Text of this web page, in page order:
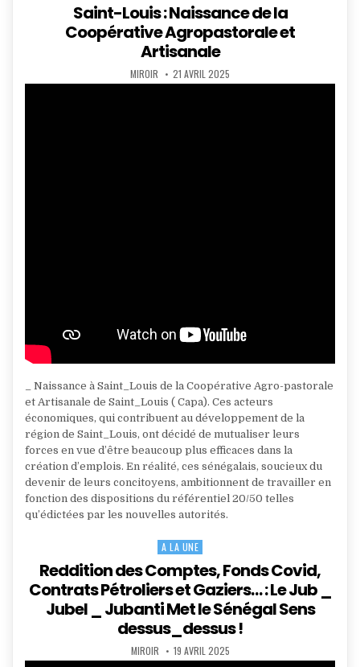
Saint-Louis : Naissance de la
Coopérative Agropastorale et
Artisanale
AUTHOR:
MIROIR PUBLISHED
DATE:
21 AVRIL 2025
_ Naissance à Saint_Louis de la Coopérative Agro-pastorale
et Artisanale de Saint_Louis ( Capa). Ces acteurs
économiques, qui contribuent au développement de la
région de Saint_Louis, ont décidé de mutualiser leurs
forces en vue d’être beaucoup plus efficaces dans la
création d’emplois. En réalité, ces sénégalais, soucieux du
devenir de leurs concitoyens, ambitionnent de travailler en
fonction des dispositions du référentiel 20/50 telles
qu’édictées par les nouvelles autorités.
Posted
A LA UNE
Reddition des Comptes, Fonds Covid,
Contrats Pétroliers et Gaziers… : Le Jub _
Jubel _ Jubanti Met le Sénégal Sens
dessus_dessus !
AUTHOR:
MIROIR PUBLISHED
DATE:
19 AVRIL 2025